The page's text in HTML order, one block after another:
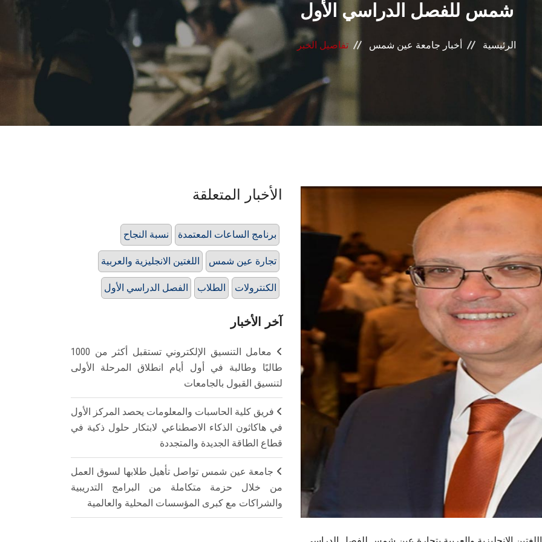
شمس للفصل الدراسي الأول
الرئيسية أخبار جامعة عين شمس تفاصيل الخبر
الأخبار المتعلقة
نسبة النجاح برنامج الساعات المعتمدة
اللغتين الانجليزية والعربية تجارة عين شمس
الفصل الدراسي الأول الطلاب الكنترولات
آخر الأخبار
معامل التنسيق الإلكتروني تستقبل أكثر من 1000
طالبًا وطالبة في أول أيام انطلاق المرحلة الأولى
لتنسيق القبول بالجامعات
فريق كلية الحاسبات والمعلومات يحصد المركز الأول
في هاكاثون الذكاء الاصطناعي لابتكار حلول ذكية في
قطاع الطاقة الجديدة والمتجددة
جامعة عين شمس تواصل تأهيل طلابها لسوق العمل
من خلال حزمة متكاملة من البرامج التدريبية
والشراكات مع كبرى المؤسسات المحلية والعالمية